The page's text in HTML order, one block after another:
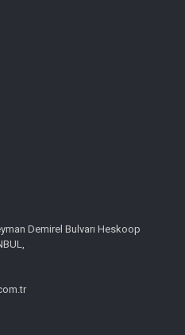
Demirel Bulvarı Heskoop